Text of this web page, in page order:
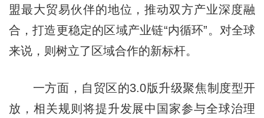
盟最大贸易伙伴的地位，推动双方产业深度融
合，打造更稳定的区域产业链“内循环”。对全球
来说，则树立了区域合作的新标杆。
一方面，自贸区的3.0版升级聚焦制度型开
放，相关规则将提升发展中国家参与全球治理